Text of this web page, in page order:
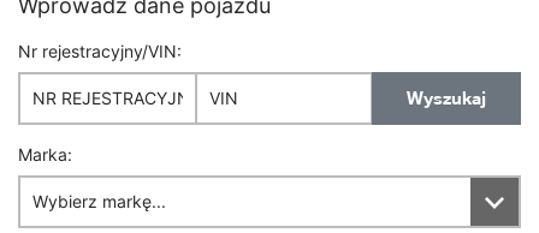
Nr rejestracyjny/VIN:
Wyszukaj
Marka: